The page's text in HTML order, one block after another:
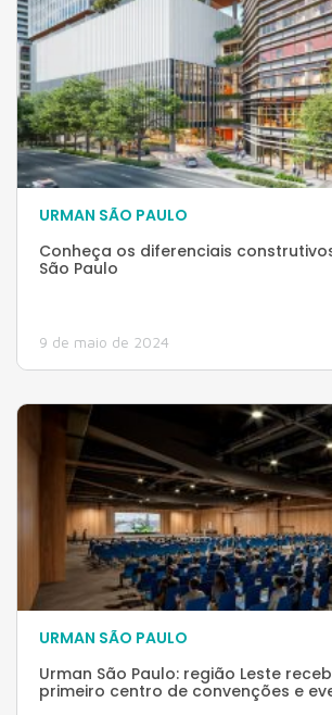
URMAN SÃO PAULO
Conheça os diferenciais
São Paulo
9 de maio de 2024
URMAN SÃO PAULO
Urman São Paulo: região Leste
primeiro centro de convenções e